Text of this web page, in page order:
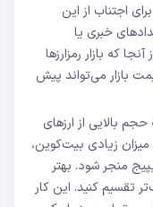
اجتناب از این
خبری یا
که بازار رمزارزها
بازار می‌تواند پیش
حجم بالایی از ارزهای
زیادی بیت‌کوین،
منجر شود. بهتر
تقسیم کنید. این کار